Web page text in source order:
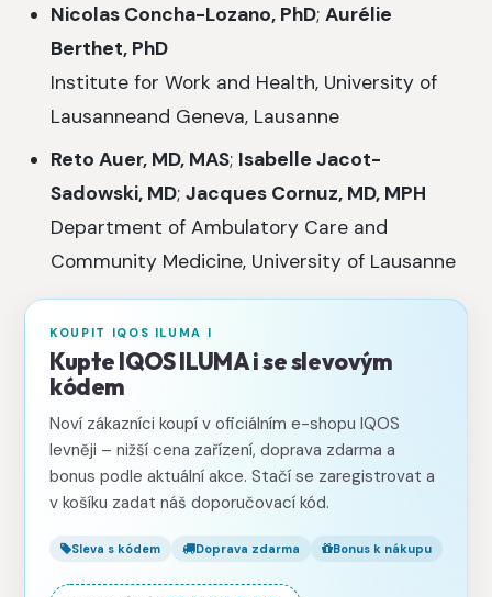
Nicolas Concha-Lozano, PhD; Aurélie
Berthet, PhD
Institute for Work and Health, University of
Lausanneand Geneva, Lausanne
Reto Auer, MD, MAS; Isabelle Jacot-
Sadowski, MD; Jacques Cornuz, MD, MPH
Department of Ambulatory Care and
Community Medicine, University of Lausanne
KOUPIT IQOS ILUMA I
Kupte IQOS ILUMA i se slevovým
kódem
Noví zákazníci koupí v oficiálním e-shopu IQOS
levněji – nižší cena zařízení, doprava zdarma a
bonus podle aktuální akce. Stačí se zaregistrovat a
v košíku zadat náš doporučovací kód.
Sleva s kódem Doprava zdarma Bonus k nákupu